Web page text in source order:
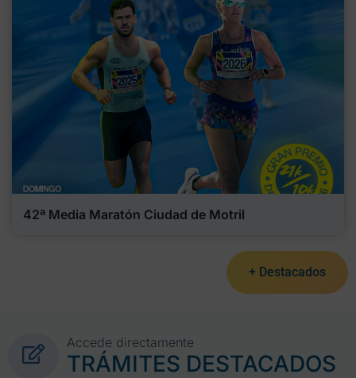
42ª Media Maratón Ciudad de Motril
+ Destacados
Accede directamente
TRÁMITES DESTACADOS